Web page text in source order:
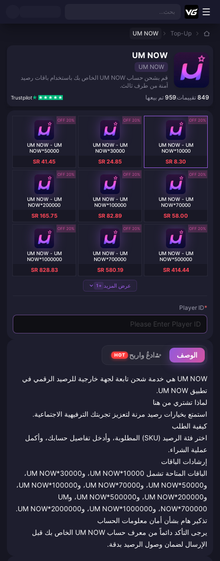
انتقل إلى المحتوى الرئيسي
بحث...
Top-Up
UM NOW
UM NOW
UM NOW
قم بشحن حساب UM NOW الخاص بك باستخدام باقات رصيد
آمنة من طرف ثالث.
849 تقييمات959 تم بيعها Trustpilot
الوصف ادعُ واربح HOT
UM NOW هي خدمة شحن تابعة لجهة خارجية للرصيد الرقمي في
تطبيق UM NOW.
لماذا تشتري من هنا
استمتع بخيارات رصيد مرنة لتعزيز تجربتك الترفيهية الاجتماعية.
كيفية الطلب
اختر فئة الرصيد (SKU) المطلوبة، وأدخل تفاصيل حسابك، وأكمل
عملية الشراء.
إرشادات الباقات
الباقات المتاحة تشمل UM NOW*10000، وUM NOW*30000،
وUM NOW*50000، وUM NOW*70000، وUM NOW*100000،
وUM NOW*200000، وUM NOW*500000، وUM
NOW*700000، وUM NOW*1000000، وUM NOW*2000000.
تذكير هام بشأن أمان معلومات الحساب
يرجى التأكد دائماً من معرف حساب UM NOW الخاص بك قبل
الإرسال لضمان وصول الرصيد بدقة.
20% OFF
UM NOW - UM
NOW*10000
SR 8.30
20% OFF
UM NOW - UM
NOW*30000
SR 24.85
20% OFF
UM NOW - UM
NOW*50000
SR 41.45
20% OFF
UM NOW - UM
NOW*70000
SR 58.00
20% OFF
UM NOW - UM
NOW*100000
SR 82.89
20% OFF
UM NOW - UM
NOW*200000
SR 165.75
20% OFF
UM NOW - UM
NOW*500000
SR 414.44
20% OFF
UM NOW - UM
NOW*700000
SR 580.19
20% OFF
UM NOW - UM
NOW*1000000
SR 828.83
عرض المزيد +1
*
Player ID